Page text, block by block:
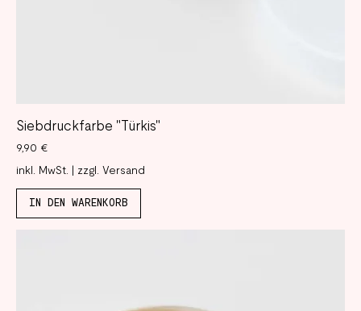
Siebdruckfarbe "Türkis"
Preis
9,90 €
inkl. MwSt. zzgl. Versand
IN DEN WARENKORB